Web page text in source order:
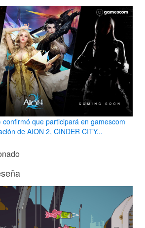
confirmó que participará en gamescom
de AION 2, CINDER CITY...